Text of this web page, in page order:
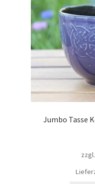
Jumbo Tasse
zzgl.